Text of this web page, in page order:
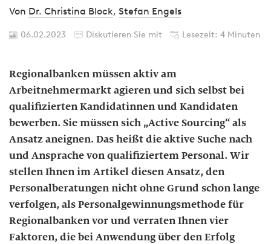
Von Dr. Christina Block, Stefan Engels
06.02.2023 Diskutieren Sie mit Lesezeit: 4 Minuten
Regionalbanken müssen aktiv am
Arbeitnehmermarkt agieren und sich selbst bei
qualifizierten Kandidatinnen und Kandidaten
bewerben. Sie müssen sich „Active Sourcing“ als
Ansatz aneignen. Das heißt die aktive Suche nach
und Ansprache von qualifiziertem Personal. Wir
stellen Ihnen im Artikel diesen Ansatz, den
Personalberatungen nicht ohne Grund schon lange
verfolgen, als Personalgewinnungsmethode für
Regionalbanken vor und verraten Ihnen vier
Faktoren, die bei Anwendung über den Erfolg